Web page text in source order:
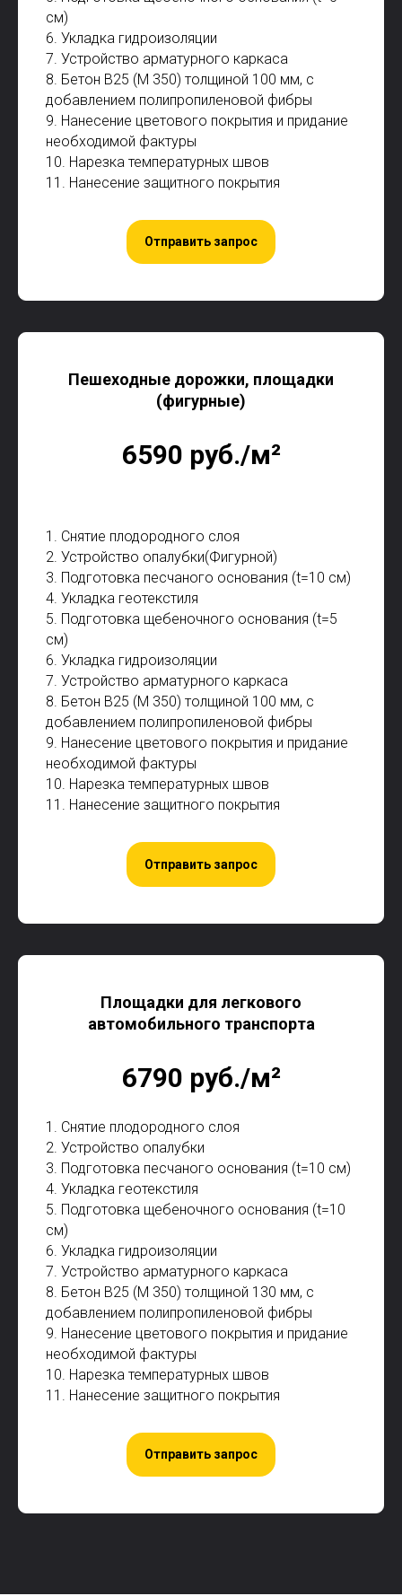
см)
6. Укладка гидроизоляции
7. Устройство арматурного каркаса
8. Бетон В25 (М 350) толщиной 100 мм, с
добавлением полипропиленовой фибры
9. Нанесение цветового покрытия и придание
необходимой фактуры
10. Нарезка температурных швов
11. Нанесение защитного покрытия
Отправить запрос
Пешеходные дорожки, площадки
(фигурные)
6590 руб./м²
1. Снятие плодородного слоя
2. Устройство опалубки(Фигурной)
3. Подготовка песчаного основания (t=10 см)
4. Укладка геотекстиля
5. Подготовка щебеночного основания (t=5
см)
6. Укладка гидроизоляции
7. Устройство арматурного каркаса
8. Бетон В25 (М 350) толщиной 100 мм, с
добавлением полипропиленовой фибры
9. Нанесение цветового покрытия и придание
необходимой фактуры
10. Нарезка температурных швов
11. Нанесение защитного покрытия
Отправить запрос
Площадки для легкового
автомобильного транспорта
6790 руб./м²
1. Снятие плодородного слоя
2. Устройство опалубки
3. Подготовка песчаного основания (t=10 см)
4. Укладка геотекстиля
5. Подготовка щебеночного основания (t=10
см)
6. Укладка гидроизоляции
7. Устройство арматурного каркаса
8. Бетон В25 (М 350) толщиной 130 мм, с
добавлением полипропиленовой фибры
9. Нанесение цветового покрытия и придание
необходимой фактуры
10. Нарезка температурных швов
11. Нанесение защитного покрытия
Отправить запрос